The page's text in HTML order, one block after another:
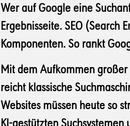
Wer auf Google eine
Ergebnisseite. SEO
Komponenten. So rankt
Mit dem Aufkommen
reicht klassische
Websites müssen heute so
KI-gestützten